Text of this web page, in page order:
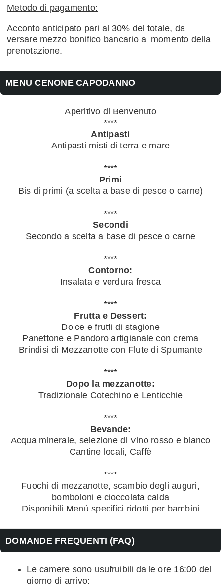
Metodo di pagamento:
Acconto anticipato pari al 30% del totale, da
versare mezzo bonifico bancario al momento della
prenotazione.
MENU CENONE CAPODANNO
Aperitivo di Benvenuto
****
Antipasti
Antipasti misti di terra e mare
****
Primi
Bis di primi (a scelta a base di pesce o carne)
****
Secondi
Secondo a scelta a base di pesce o carne
****
Contorno:
Insalata e verdura fresca
****
Frutta e Dessert:
Dolce e frutti di stagione
Panettone e Pandoro artigianale con crema
Brindisi di Mezzanotte con Flute di Spumante
****
Dopo la mezzanotte:
Tradizionale Cotechino e Lenticchie
****
Bevande:
Acqua minerale, selezione di Vino rosso e bianco
Cantine locali, Caffè
****
Fuochi di mezzanotte, scambio degli auguri,
bomboloni e cioccolata calda
Disponibili Menù specifici ridotti per bambini
DOMANDE FREQUENTI (FAQ)
Le camere sono usufruibili dalle ore 16:00 del
giorno di arrivo;